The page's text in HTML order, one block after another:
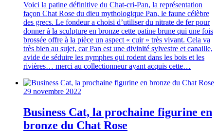
Voici la patine définitive du Chat-cri-Pan, la représentation
façon Chat Rose du dieu mythologique Pan, le faune célèbre
des grecs. Le fondeur a choisi d’utiliser du nitrate de fer pour
donner à la sculpture en bronze cette patine brune qui une fois
brossée offre à la pièce un aspect « cuir » très vivant. Cela va
très bien au sujet, car Pan est une divinité sylvestre et canaille,
avide de séduire les nymphes qui rodent dans les bois et les
rivières… merci au collectionneur ayant acquis cette…
29 novembre 2022
Business Cat, la prochaine figurine en
bronze du Chat Rose